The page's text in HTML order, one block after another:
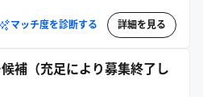
マッチ度を診断する 詳細を見る
補（充足により募集終了し